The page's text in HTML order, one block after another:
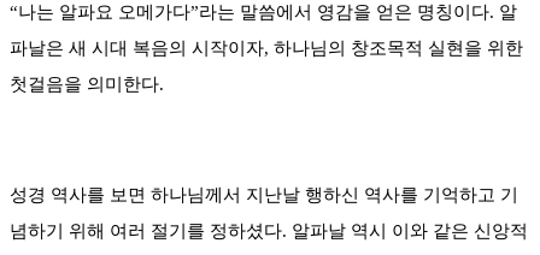
“나는 알파요 오메가다”라는 말씀에서 영감을 얻은 명칭이다. 알
파날은 새 시대 복음의 시작이자, 하나님의 창조목적 실현을 위한
첫걸음을 의미한다.
성경 역사를 보면 하나님께서 지난날 행하신 역사를 기억하고 기
념하기 위해 여러 절기를 정하셨다. 알파날 역시 이와 같은 신앙적